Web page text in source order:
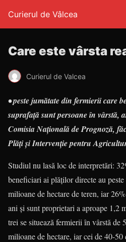
Curierul de Vâlcea
Care este vârsta
Curierul de Valcea
• peste jumătate din fermierii care
suprafaţă sunt persoane în vârstă,
Comisia Naţională de Prognoză,
Plăţi şi Intervenţie pentru
Studiul nu lasă loc de interpretări:
beneficiari ai plăţilor directe au
milioane de hectare de teren, iar
ani şi sunt proprietari a aproape 1,2
trei se situează fermierii în vârstă de
milioane de hectare, iar cei de 40-